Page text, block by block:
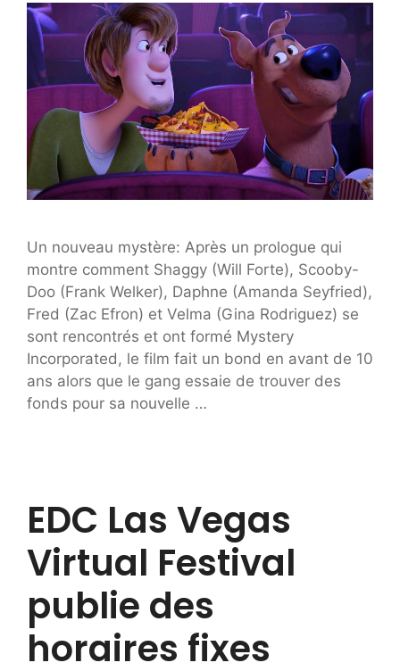
Un nouveau mystère: Après un prologue qui
montre comment Shaggy (Will Forte), Scooby-
Doo (Frank Welker), Daphne (Amanda Seyfried),
Fred (Zac Efron) et Velma (Gina Rodriguez) se
sont rencontrés et ont formé Mystery
Incorporated, le film fait un bond en avant de 10
ans alors que le gang essaie de trouver des
fonds pour sa nouvelle …
EDC Las Vegas
Virtual Festival
publie des
horaires fixes